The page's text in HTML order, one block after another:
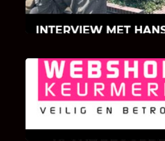
klinkers en
KLANT
We zijn er zeer op gesteld
als klant van ons en onze